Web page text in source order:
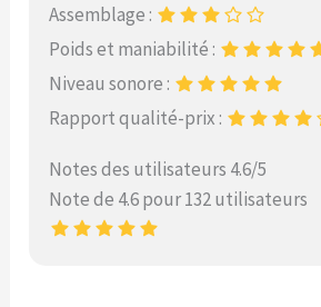
Assemblage :
Poids et maniabilité :
Niveau sonore :
Rapport qualité-prix :
Notes des utilisateurs 4.6/5
Note de 4.6 pour 132 utilisateurs